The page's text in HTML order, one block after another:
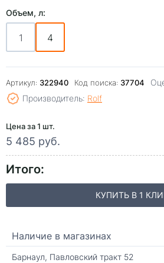
Объем, л:
1 4
Артикул: 322940 Код поиска: 37704
Производитель: Rolf
Цена за 1 шт.
5 485 руб.
Итого:
КУПИТЬ В 1
Наличие в магазинах
Барнаул, Павловский тракт 52